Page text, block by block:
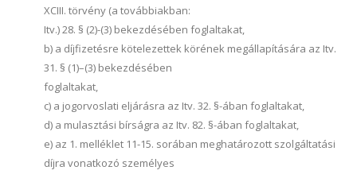
XCIII. törvény (a továbbiakban:
Itv.) 28. § (2)-(3) bekezdésében foglaltakat,
b) a díjfizetésre kötelezettek körének megállapítására az Itv.
31. § (1)–(3) bekezdésében
foglaltakat,
c) a jogorvoslati eljárásra az Itv. 32. §-ában foglaltakat,
d) a mulasztási bírságra az Itv. 82. §-ában foglaltakat,
e) az 1. melléklet 11-15. sorában meghatározott szolgáltatási
díjra vonatkozó személyes